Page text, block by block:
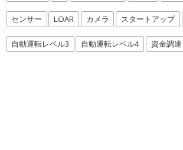
センサー LiDAR カメラ スタートアップ
自動運転レベル3 自動運転レベル4 資金調達